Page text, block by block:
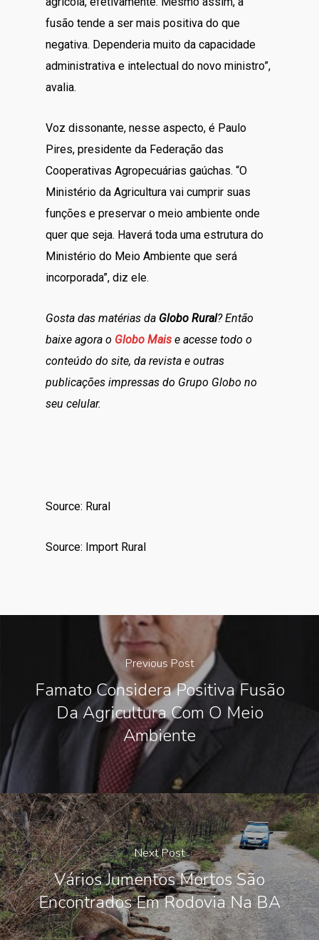
fusão tende a ser mais positiva do que
negativa. Dependeria muito da capacidade
administrativa e intelectual do novo ministro”,
avalia.
Voz dissonante, nesse aspecto, é Paulo
Pires, presidente da Federação das
Cooperativas Agropecuárias gaúchas. “O
Ministério da Agricultura vai cumprir suas
funções e preservar o meio ambiente onde
quer que seja. Haverá toda uma estrutura do
Ministério do Meio Ambiente que será
incorporada”, diz ele.
Gosta das matérias da Globo Rural? Então
baixe agora o Globo Mais e acesse todo o
conteúdo do site, da revista e outras
publicações impressas do Grupo Globo no
seu celular.
Source: Rural
Source: Import Rural
Previous Post
Famato Considera Positiva Fusão
Da Agricultura Com O Meio
Ambiente
Next Post
Vários Jumentos Mortos São
Encontrados Em Rodovia Na BA